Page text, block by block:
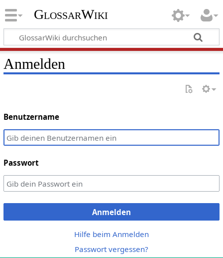
GlossarWiki
Anmelden
Benutzername
Passwort
Anmelden
Hilfe beim Anmelden
Passwort vergessen?